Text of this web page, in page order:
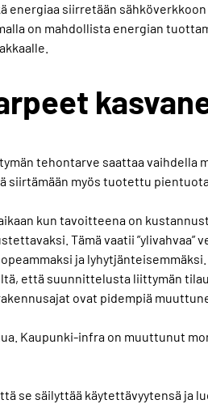
siirretään sähköverkkoon
on mahdollista energian
tehontarve saattaa vaihdella
siirtämään myös tuotettu
kun tavoitteena on
Tämä vaatii ”ylivahvaa”
ja
että suunnittelusta liittymän
ovat pidempiä
Kaupunki-infra on muuttunut
se säilyttää käytettävyytensä ja